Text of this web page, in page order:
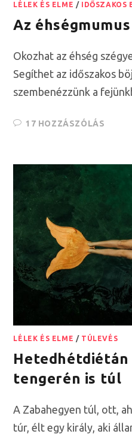
LÉLEK ÉS ELME / IDŐSZAKOS
Az éhségmumus
Okozhat az éhség
Segíthet az időszakos
szembenézzünk a
17 HOZZÁSZÓLÁS
LÉLEK ÉS ELME / TÚLEVÉS
tengerén is túl
A Zabahegyen túl, ott,
túr, élt egy király, aki